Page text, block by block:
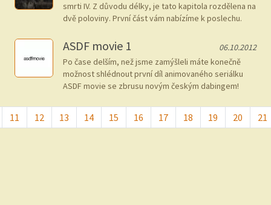
smrti IV. Z důvodu délky, je tato kapitola rozdělena na
dvě poloviny. První část vám nabízíme k poslechu.
ASDF movie 1
06.10.2012
Po čase delším, než jsme zamýšleli máte konečně
možnost shlédnout první díl animovaného seriálku
ASDF movie se zbrusu novým českým dabingem!
11 12 13 14 15 16 17 18 19 20 21